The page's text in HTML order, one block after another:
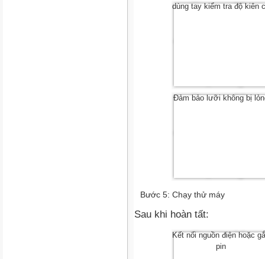
dùng tay kiểm tra độ kiên
Đảm bảo lưỡi không bị
Bước 5: Chạy thử máy
Sau khi hoàn tất:
Kết nối nguồn điện hoặc
pin